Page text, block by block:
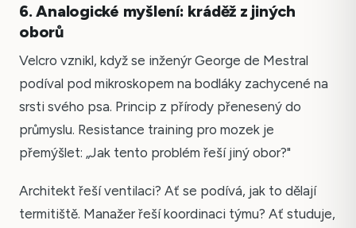
6. Analogické myšlení: kráděž z jiných
oborů
Velcro vznikl, když se inženýr George de Mestral
podíval pod mikroskopem na bodláky zachycené na
srsti svého psa. Princip z přírody přenesený do
průmyslu. Resistance training pro mozek je
přemýšlet: „Jak tento problém řeší jiný obor?"
Architekt řeší ventilaci? Ať se podívá, jak to dělají
termitiště. Manažer řeší koordinaci týmu? Ať studuje,